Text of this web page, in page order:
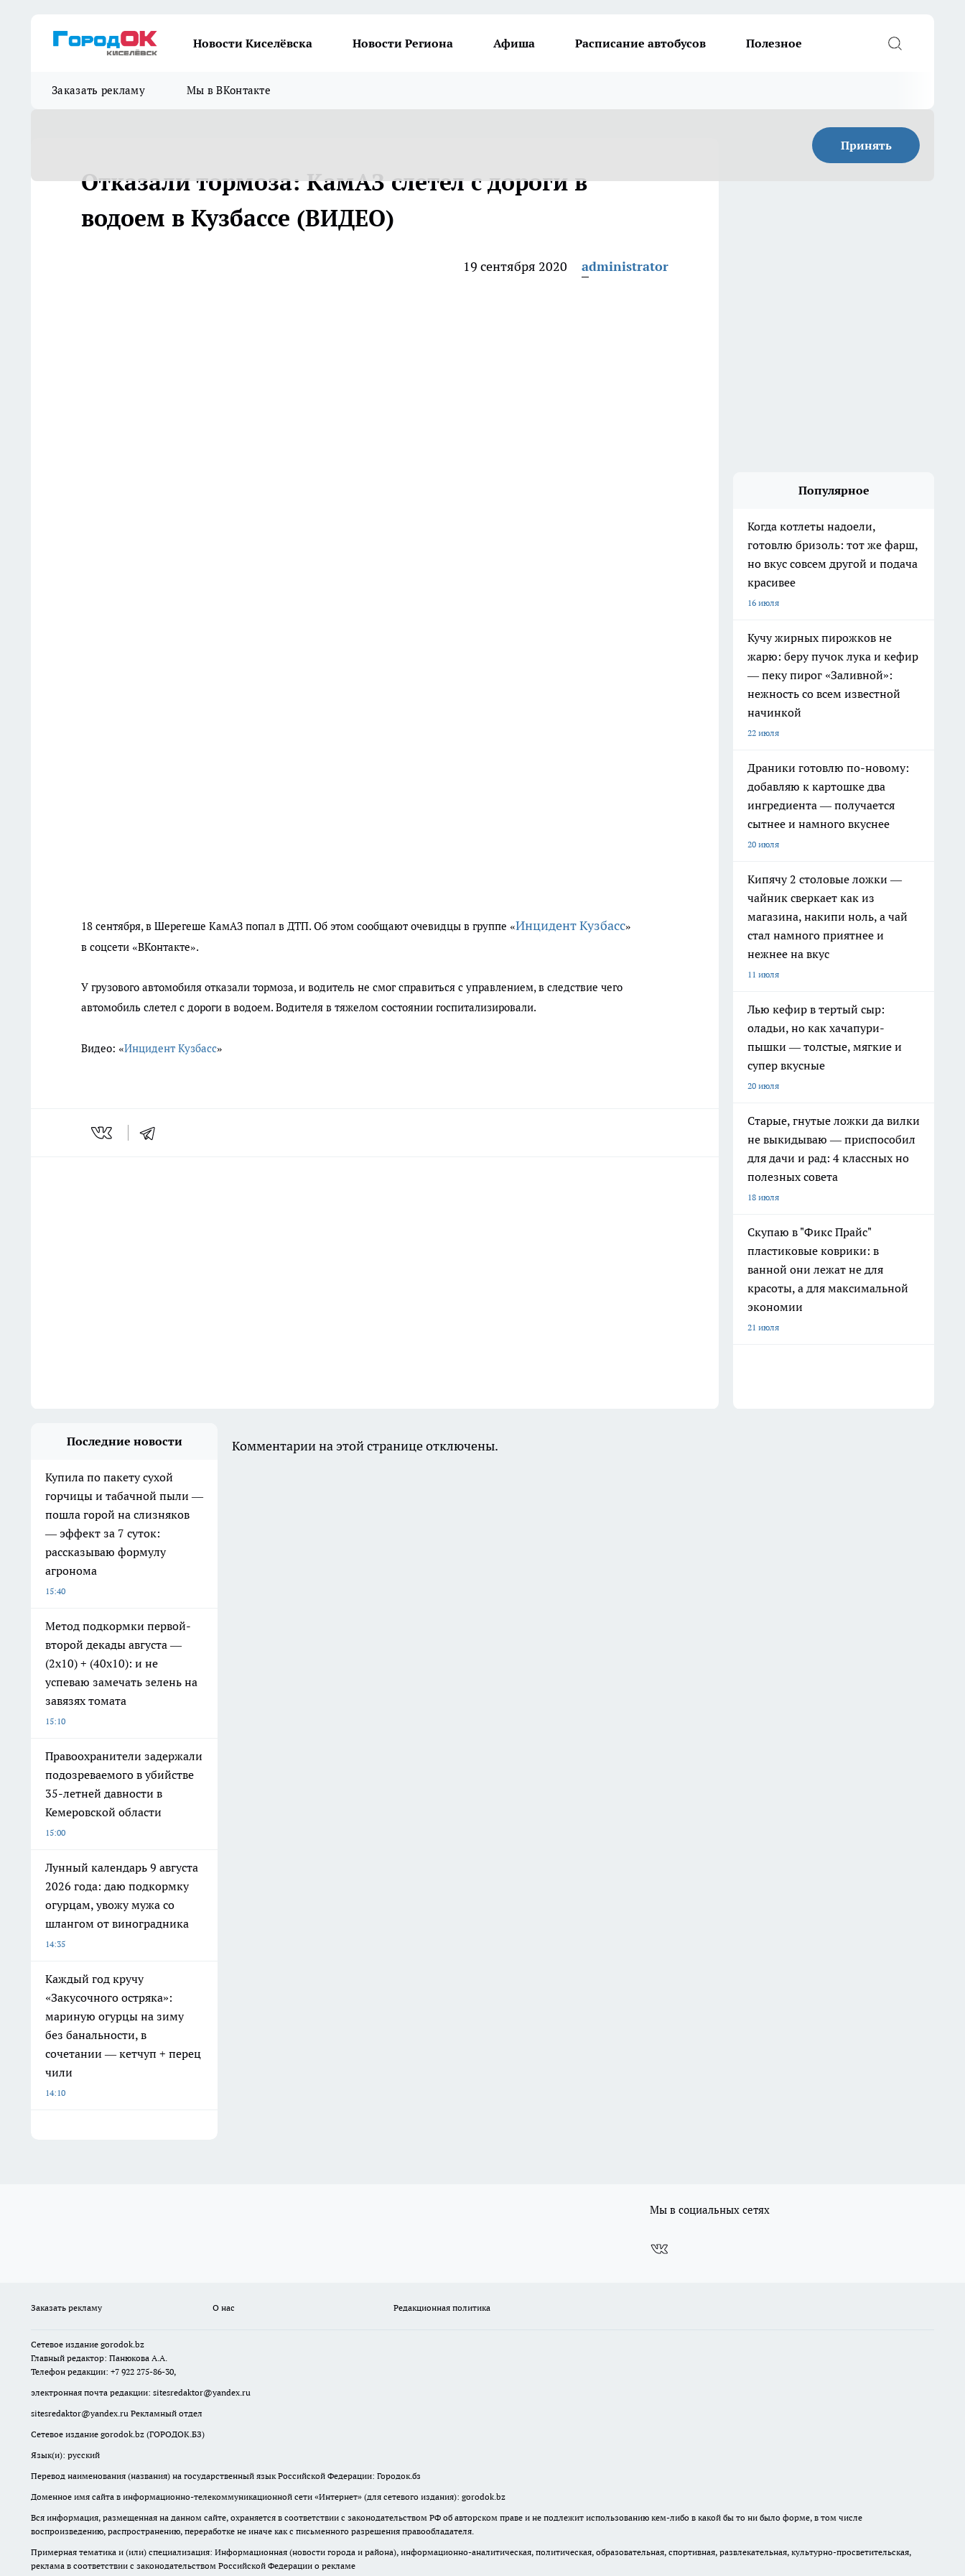
Новости Киселёвска Новости Региона Афиша Расписание автобусов Полезное
Заказать рекламу Мы в ВКонтакте
Принять
Отказали тормоза: КамАЗ слетел с дороги в
водоем в Кузбассе (ВИДЕО)
19 сентября 2020 administrator
18 сентября, в Шерегеше КамАЗ попал в ДТП. Об этом сообщают очевидцы в группе «Инцидент Кузбасс»
в соцсети «ВКонтакте».
У грузового автомобиля отказали тормоза, и водитель не смог справиться с управлением, в следствие чего
автомобиль слетел с дороги в водоем. Водителя в тяжелом состоянии госпитализировали.
Видео: «Инцидент Кузбасс»
Популярное
Когда котлеты надоели,
готовлю бризоль: тот же фарш,
но вкус совсем другой и подача
красивее
16 июля
Кучу жирных пирожков не
жарю: беру пучок лука и кефир
— пеку пирог «Заливной»:
нежность со всем известной
начинкой
22 июля
Драники готовлю по-новому:
добавляю к картошке два
ингредиента — получается
сытнее и намного вкуснее
20 июля
Кипячу 2 столовые ложки —
чайник сверкает как из
магазина, накипи ноль, а чай
стал намного приятнее и
нежнее на вкус
11 июля
Лью кефир в тертый сыр:
оладьи, но как хачапури-
пышки — толстые, мягкие и
супер вкусные
20 июля
Старые, гнутые ложки да вилки
не выкидываю — приспособил
для дачи и рад: 4 классных но
полезных совета
18 июля
Скупаю в "Фикс Прайс"
пластиковые коврики: в
ванной они лежат не для
красоты, а для максимальной
экономии
21 июля
Последние новости
Купила по пакету сухой
горчицы и табачной пыли —
пошла горой на слизняков
— эффект за 7 суток:
рассказываю формулу
агронома
15:40
Метод подкормки первой-
второй декады августа —
(2х10) + (40х10): и не
успеваю замечать зелень на
завязях томата
15:10
Правоохранители задержали
подозреваемого в убийстве
35-летней давности в
Кемеровской области
15:00
Лунный календарь 9 августа
2026 года: даю подкормку
огурцам, увожу мужа со
шлангом от виноградника
14:35
Каждый год кручу
«Закусочного остряка»:
мариную огурцы на зиму
без банальности, в
сочетании — кетчуп + перец
чили
14:10
Комментарии на этой странице отключены.
Мы в социальных сетях
Заказать рекламу О нас Редакционная политика
Сетевое издание gorodok.bz
Главный редактор: Панюкова А.А.
Телефон редакции: +7 922 275-86-30,
электронная почта редакции: sitesredaktor@yandex.ru
sitesredaktor@yandex.ru Рекламный отдел
Сетевое издание gorodok.bz (ГОРОДОК.БЗ)
Язык(и): русский
Перевод наименования (названия) на государственный язык Российской Федерации: Городок.бз
Доменное имя сайта в информационно-телекоммуникационной сети «Интернет» (для сетевого издания): gorodok.bz
Вся информация, размещенная на данном сайте, охраняется в соответствии с законодательством РФ об авторском праве и не подлежит использованию кем-либо в какой бы то ни было форме, в том числе
воспроизведению, распространению, переработке не иначе как с письменного разрешения правообладателя.
Примерная тематика и (или) специализация: Информационная (новости города и района), информационно-аналитическая, политическая, образовательная, спортивная, развлекательная, культурно-просветительская,
реклама в соответствии с законодательством Российской Федерации о рекламе